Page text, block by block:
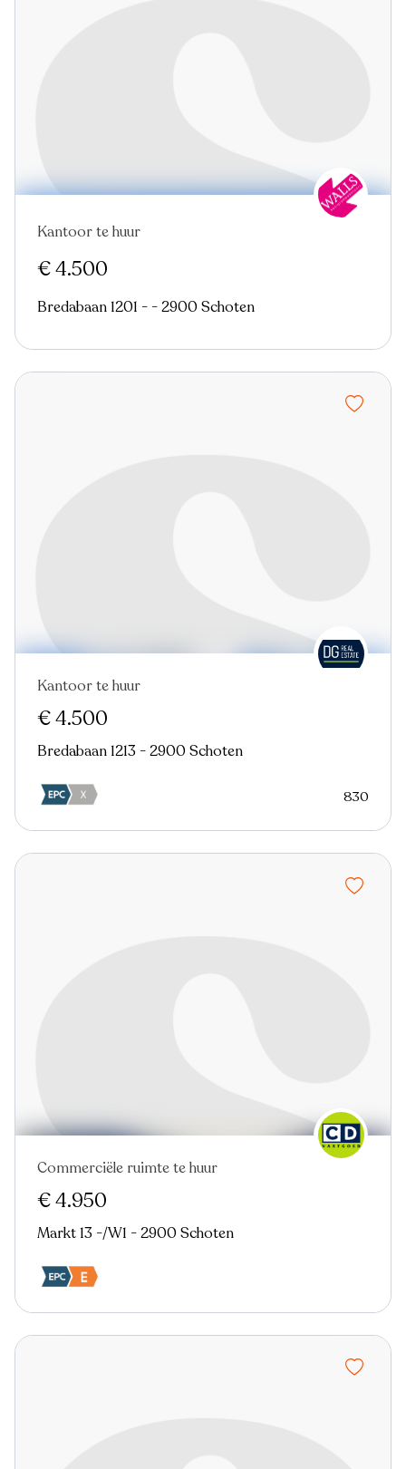
Kantoor te huur
€ 4.500
Bredabaan 1201 - - 2900 Schoten
Kantoor te huur
€ 4.500
Bredabaan 1213 - 2900 Schoten
830
Commerciële ruimte te huur
€ 4.950
Markt 13 -/W1 - 2900 Schoten